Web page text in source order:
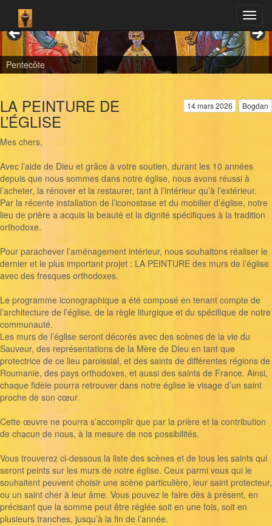
Dormition de la Mère de Dieu
14 mars 2026 Bogdan
LA PEINTURE DE
L’ÉGLISE
Mes chers,
Avec l’aide de Dieu et grâce à votre soutien, durant les 10 années
depuis que nous sommes dans notre église, nous avons réussi à
l’acheter, la rénover et la restaurer, tant à l’intérieur qu’à l’extérieur.
Par la récente installation de l’iconostase et du mobilier d’église, notre
lieu de prière a acquis la beauté et la dignité spécifiques à la tradition
orthodoxe.
Pour parachever l’aménagement intérieur, nous souhaitons réaliser le
dernier et le plus important projet : LA PEINTURE des murs de l’église
avec des fresques orthodoxes.
Le programme iconographique a été composé en tenant compte de
l’architecture de l’église, de la règle liturgique et du spécifique de notre
communauté.
Les murs de l’église seront décorés avec des scènes de la vie du
Sauveur, des représentations de la Mère de Dieu en tant que
protectrice de ce lieu paroissial, et des saints de différentes régions de
Roumanie, des pays orthodoxes, et aussi des saints de France. Ainsi,
chaque fidèle pourra retrouver dans notre église le visage d’un saint
proche de son cœur.
Cette œuvre ne pourra s’accomplir que par la prière et la contribution
de chacun de nous, à la mesure de nos possibilités.
Vous trouverez ci-dessous la liste des scènes et de tous les saints qui
seront peints sur les murs de notre église. Ceux parmi vous qui le
souhaitent peuvent choisir une scène particulière, leur saint protecteur,
ou un saint cher à leur âme. Vous pouvez le faire dès à présent, en
précisant que la somme peut être réglée soit en une fois, soit en
plusieurs tranches, jusqu’à la fin de l’année.